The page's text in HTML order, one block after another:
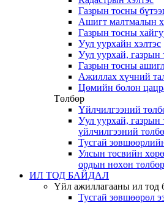
Газрын тосны
Ашигт малтмалын
Газрын тосны
Уул уурхайн хэлтэс
Уул уурхай, газрын
Газрын тосны
Ажиллах хүчний
Цөмийн болон
Төлбөр
Үйлчилгээний
Уул уурхай, газрын
үйлчилгээний
Тусгай
Улсын төсвийн
ордын нөхөн төлбөр
ИЛ ТОД БАЙДАЛ
Үйл ажиллагааны ил тод
Тусгай зөвшөөрөл